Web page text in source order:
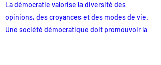
La démocratie valorise la diversité des
opinions, des croyances et des modes de vie.
Une société démocratique doit promouvoir la